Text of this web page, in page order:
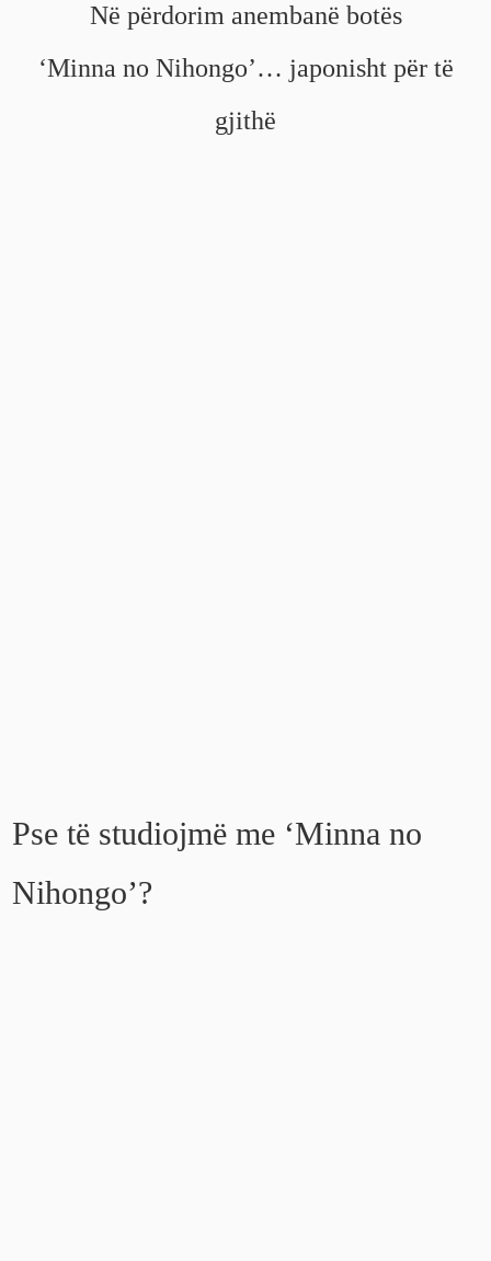
Në përdorim anembanë botës
‘Minna no Nihongo’… japonisht për të
gjithë
Pse të studiojmë me ‘Minna no
Nihongo’?